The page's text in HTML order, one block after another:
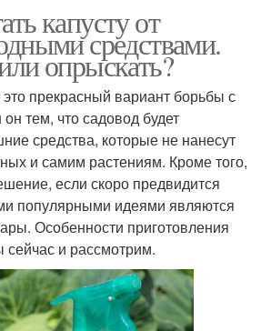
капусту от
средствами.
опрыскать?
прекрасный вариант борьбы с
тем, что садовод будет
средства, которые не нанесут
и самим растениям. Кроме того,
если скоро предвидится
популярными идеями являются
Особенности приготовления
сейчас и рассмотрим.